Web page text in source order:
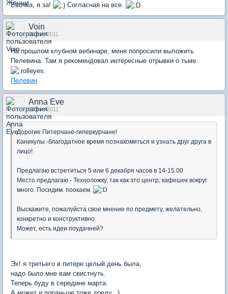
Евочка, я за! Согласная на все.
Voin
06 янв 2011
На прошлом клубном вебинаре, меня попросили выложить
Пелевина. Там я рекомендовал интересные отрывки о тьме.
Пелевин
Anna Eve
13 янв 2011
Дорогие Питерчане-гиперкурчане!
Каникулы -благодатное время познакомиться и узнать друг друга в
лицо!
Предлагаю встретиться 5 или 6 декабря часов в 14-15.00
Место предлагаю - Техноложку, так как это центр, кафешек вокруг
много. Посидим. поокаем.
Выскажите, пожалуйста свое мнение по предмету, желательно,
конкретно и конструктивно.
Может, есть идеи поудачней?
Эх! я третьего в питере целый день была,
надо было мне вам свистнуть.
Теперь буду в середине марта.